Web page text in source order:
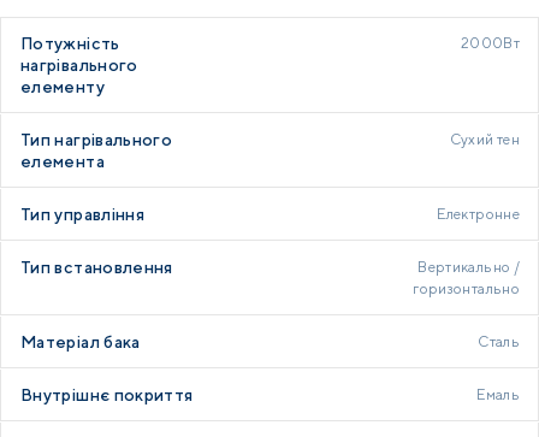
Потужність
нагрівального
елементу
2000Вт
Тип нагрівального
елемента
Сухий тен
Тип управління Електронне
Тип встановлення
Вертикально /
горизонтально
Матеріал бака Сталь
Внутрішнє покриття Емаль